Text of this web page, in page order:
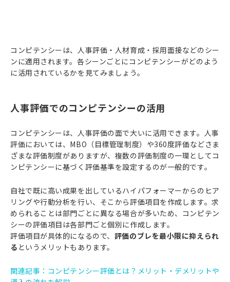
コンピテンシーは、人事評価・人材育成・採用面接などのシー
ンに適用されます。各シーンごとにコンピテンシーがどのよう
に活用されているかを見てみましょう。
人事評価でのコンピテンシーの活用
コンピテンシーは、人事評価の面で大いに活用できます。人事
評価においては、MBO（目標管理制度）や360度評価などさま
ざまな評価制度がありますが、複数の評価制度の一環としてコ
ンピテンシーに基づく評価基準を設定するのが一般的です。
自社で既に高い成果を出しているハイパフォーマーからのヒア
リングや行動分析を行い、そこから評価項目を作成します。求
められることは部門ごとに異なる場合が多いため、コンピテン
シーの評価項目は各部門ごと個別に作成します。
評価項目が具体的になるので、 評価のブレを最小限に抑えられ
る というメリットもあります。
関連記事：コンピテンシー評価とは？メリット・デメリットや